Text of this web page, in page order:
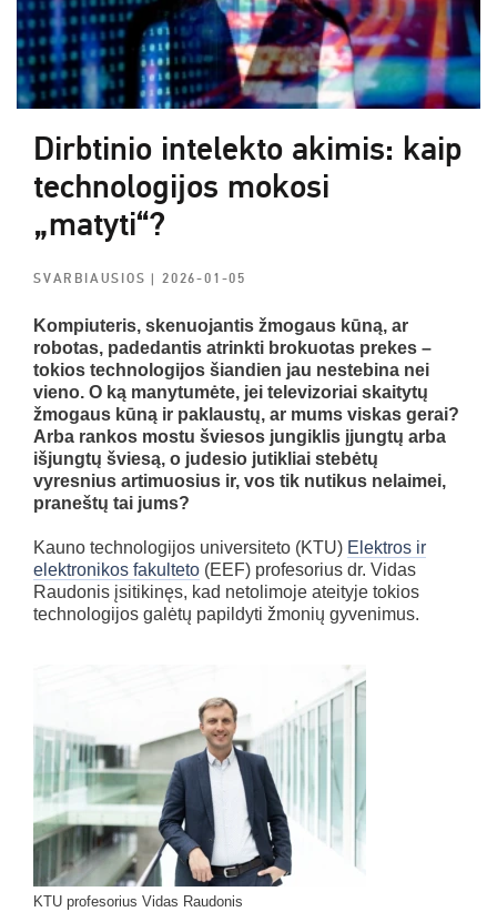
Dirbtinio intelekto akimis: kaip
technologijos mokosi
„matyti“?
SVARBIAUSIOS| 2026-01-05
Kompiuteris, skenuojantis žmogaus kūną, ar
robotas, padedantis atrinkti brokuotas prekes –
tokios technologijos šiandien jau nestebina nei
vieno. O ką manytumėte, jei televizoriai skaitytų
žmogaus kūną ir paklaustų, ar mums viskas gerai?
Arba rankos mostu šviesos jungiklis įjungtų arba
išjungtų šviesą, o judesio jutikliai stebėtų
vyresnius artimuosius ir, vos tik nutikus nelaimei,
praneštų tai jums?
Kauno technologijos universiteto (KTU) Elektros ir
elektronikos fakulteto (EEF) profesorius dr. Vidas
Raudonis įsitikinęs, kad netolimoje ateityje tokios
technologijos galėtų papildyti žmonių gyvenimus.
KTU profesorius Vidas Raudonis